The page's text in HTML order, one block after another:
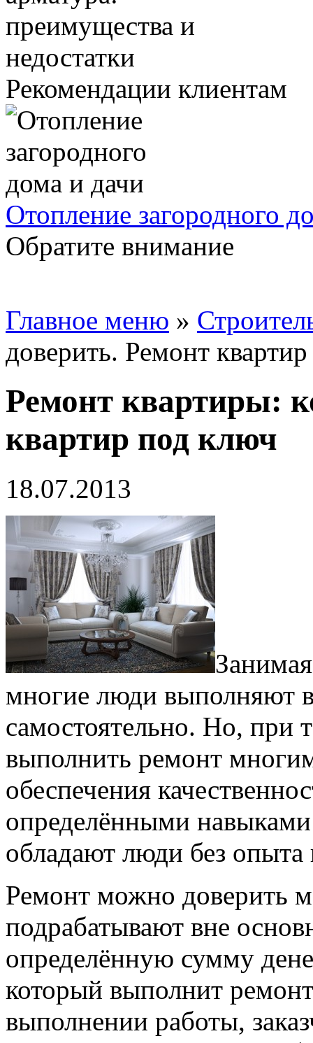
Рекомендации клиентам
Отопление загородного
Обратите внимание
Главное меню »
доверить. Ремонт
Ремонт квартиры:
квартир под ключ
18.07.2013
многие люди выполняют
самостоятельно. Но, при
выполнить ремонт
обеспечения
определёнными
обладают люди без опыта
Ремонт можно доверить
подрабатывают вне
определённую сумму
который выполнит
выполнении работы,